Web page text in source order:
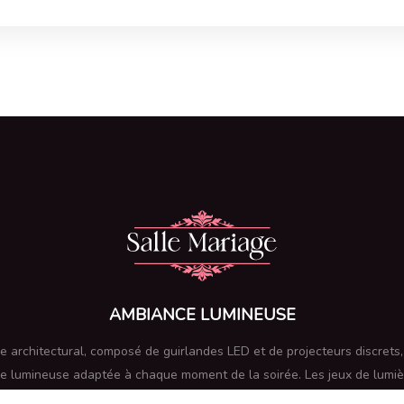
AMBIANCE LUMINEUSE
architectural, composé de guirlandes LED et de projecteurs
lumineuse adaptée à chaque moment de la soirée. Les jeux de